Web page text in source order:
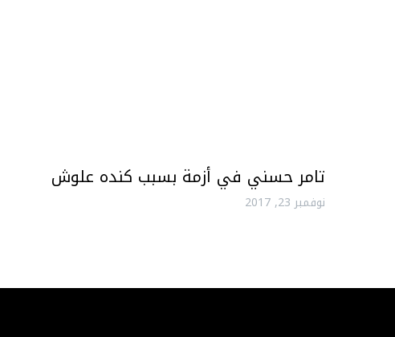
تامر حسني في أزمة بسبب كنده علوش
نوفمبر 23, 2017